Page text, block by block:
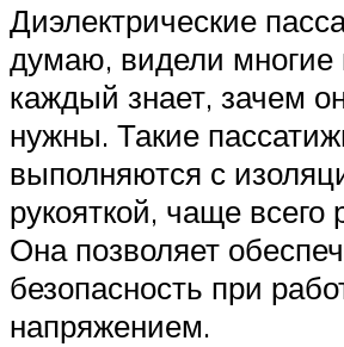
Диэлектрические
думаю, видели многие
каждый знает, зачем
нужны. Такие
выполняются с
рукояткой, чаще всего
Она позволяет
безопасность при
напряжением.